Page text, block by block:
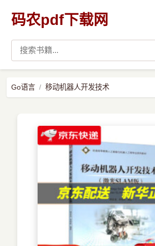
码农pdf下载网
Go语言 移动机器人开发技术